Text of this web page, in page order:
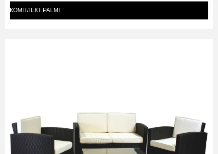
КОМПЛЕКТ PALMI